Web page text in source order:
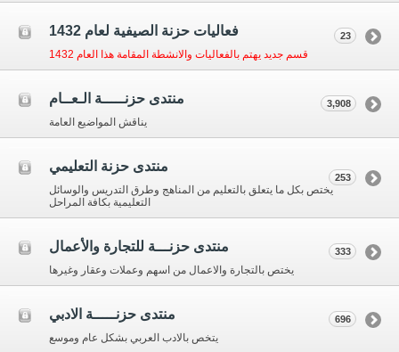
فعاليات حزنة الصيفية لعام 1432
قسم جديد يهتم بالفعاليات والانشطة المقامة هذا العام 1432
23
منتدى حزنـــــة الـعــام
يناقش المواضيع العامة
3,908
منتدى حزنة التعليمي
يختص بكل ما يتعلق بالتعليم من المناهج وطرق التدريس والوسائل
التعليمية بكافة المراحل
253
منتدى حزنـــة للتجارة والأعمال
يختص بالتجارة والاعمال من اسهم وعملات وعقار وغيرها
333
منتدى حزنـــــة الادبي
يتخص بالادب العربي بشكل عام وموسع
696